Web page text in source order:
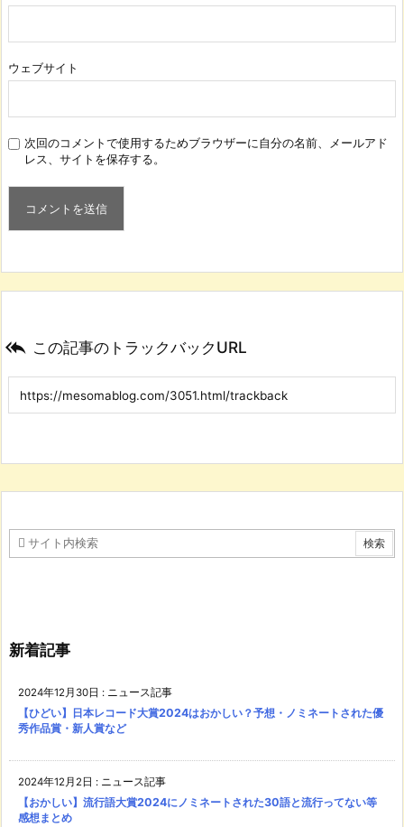
ウェブサイト
次回のコメントで使用するためブラウザーに自分の名前、メールアド
レス、サイトを保存する。
 この記事のトラックバックURL
新着記事
2024年12月30日 : ニュース記事
【ひどい】日本レコード大賞2024はおかしい？予想・ノミネートされた優
秀作品賞・新人賞など
2024年12月2日 : ニュース記事
【おかしい】流行語大賞2024にノミネートされた30語と流行ってない等
感想まとめ